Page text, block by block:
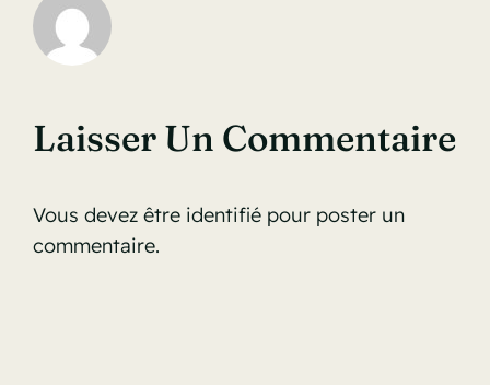
Laisser Un Commentaire
Vous devez être identifié pour poster un
commentaire.